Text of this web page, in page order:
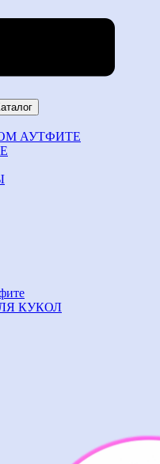
АУТФИТЕ
КУКОЛ